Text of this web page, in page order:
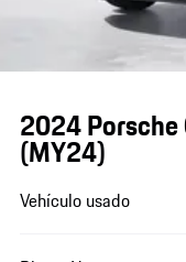
2024 Porsche
(MY24)
Vehículo usado